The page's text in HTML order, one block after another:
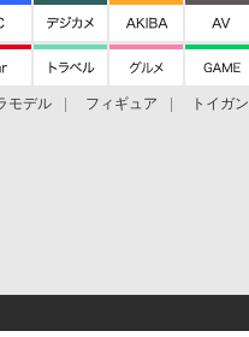
モデル フィギュア トイガン